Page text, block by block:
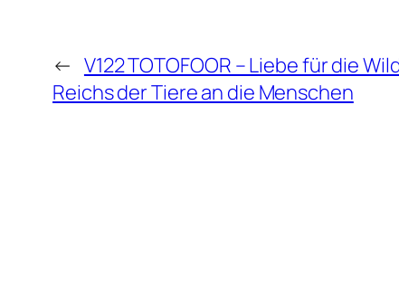
← V122 TOTOFOOR – Liebe für die
Reichs der Tiere an die Menschen